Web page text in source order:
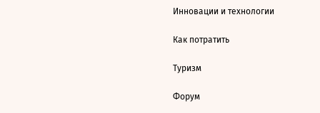
Инновации и технологии
Как потратить
Туризм
Форум